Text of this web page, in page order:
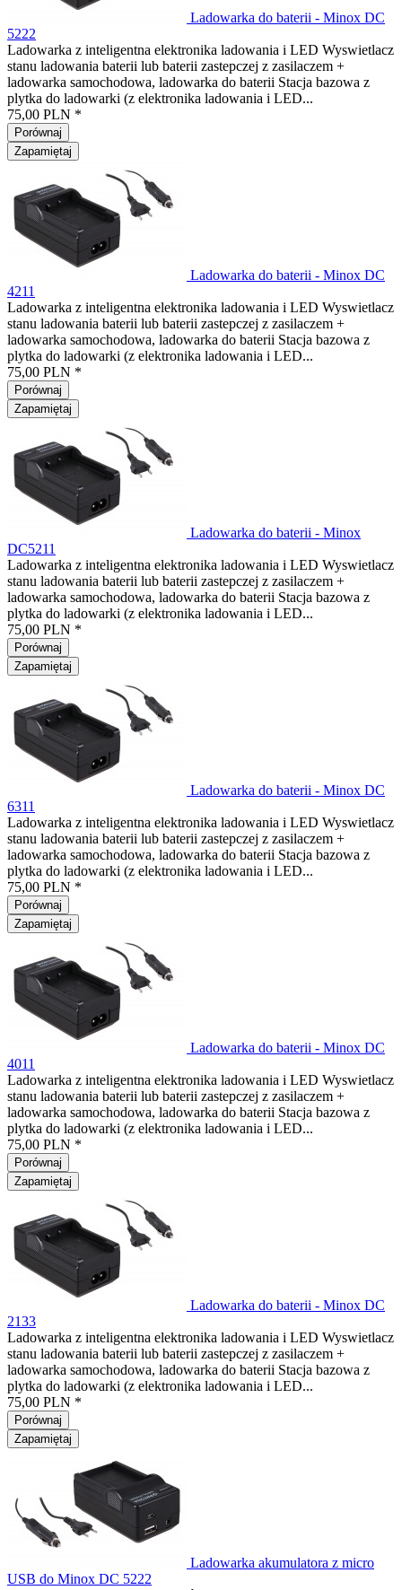
Ladowarka do baterii - Minox DC
5222
Ladowarka z inteligentna elektronika ladowania i LED Wyswietlacz
stanu ladowania baterii lub baterii zastepczej z zasilaczem +
ladowarka samochodowa, ladowarka do baterii Stacja bazowa z
plytka do ladowarki (z elektronika ladowania i LED...
75,00 PLN *
Porównaj
Zapamiętaj
Ladowarka do baterii - Minox DC
4211
Ladowarka z inteligentna elektronika ladowania i LED Wyswietlacz
stanu ladowania baterii lub baterii zastepczej z zasilaczem +
ladowarka samochodowa, ladowarka do baterii Stacja bazowa z
plytka do ladowarki (z elektronika ladowania i LED...
75,00 PLN *
Porównaj
Zapamiętaj
Ladowarka do baterii - Minox
DC5211
Ladowarka z inteligentna elektronika ladowania i LED Wyswietlacz
stanu ladowania baterii lub baterii zastepczej z zasilaczem +
ladowarka samochodowa, ladowarka do baterii Stacja bazowa z
plytka do ladowarki (z elektronika ladowania i LED...
75,00 PLN *
Porównaj
Zapamiętaj
Ladowarka do baterii - Minox DC
6311
Ladowarka z inteligentna elektronika ladowania i LED Wyswietlacz
stanu ladowania baterii lub baterii zastepczej z zasilaczem +
ladowarka samochodowa, ladowarka do baterii Stacja bazowa z
plytka do ladowarki (z elektronika ladowania i LED...
75,00 PLN *
Porównaj
Zapamiętaj
Ladowarka do baterii - Minox DC
4011
Ladowarka z inteligentna elektronika ladowania i LED Wyswietlacz
stanu ladowania baterii lub baterii zastepczej z zasilaczem +
ladowarka samochodowa, ladowarka do baterii Stacja bazowa z
plytka do ladowarki (z elektronika ladowania i LED...
75,00 PLN *
Porównaj
Zapamiętaj
Ladowarka do baterii - Minox DC
2133
Ladowarka z inteligentna elektronika ladowania i LED Wyswietlacz
stanu ladowania baterii lub baterii zastepczej z zasilaczem +
ladowarka samochodowa, ladowarka do baterii Stacja bazowa z
plytka do ladowarki (z elektronika ladowania i LED...
75,00 PLN *
Porównaj
Zapamiętaj
Ladowarka akumulatora z micro
USB do Minox DC 5222